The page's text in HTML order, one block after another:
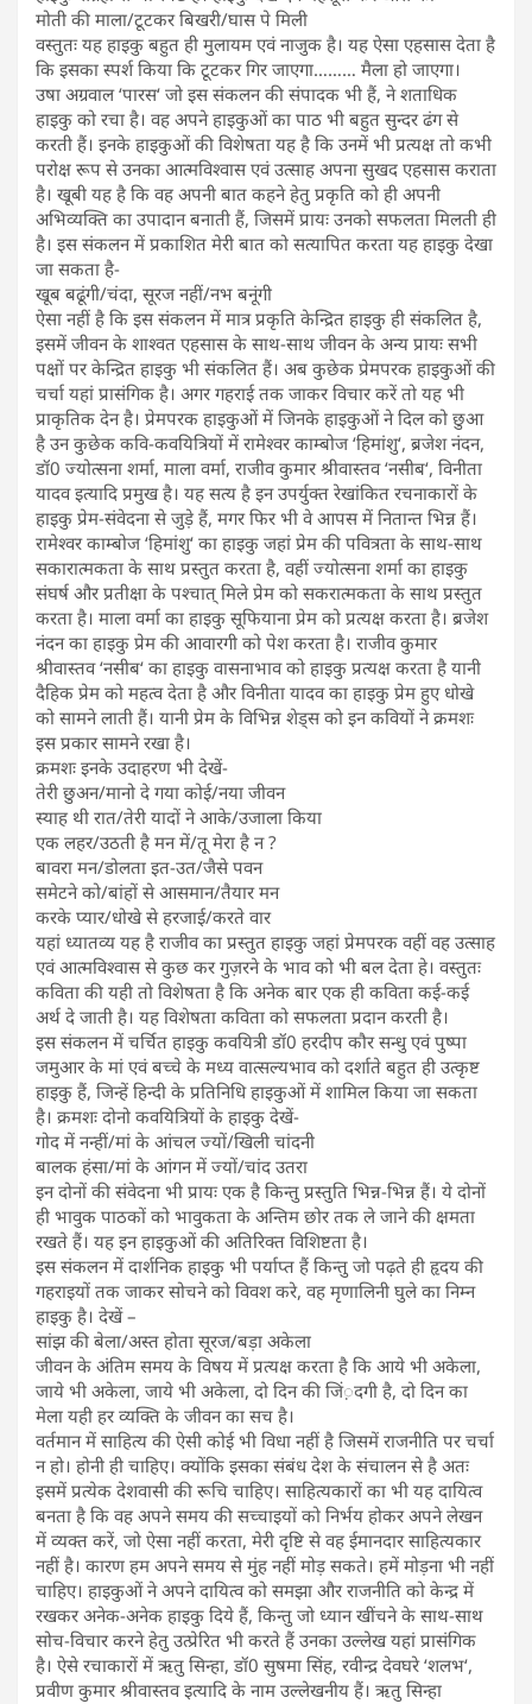
मोती की माला/टूटकर बिखरी/घास पे मिली
वस्तुतः यह हाइकु बहुत ही मुलायम एवं नाजुक है। यह ऐसा एहसास देता है
कि इसका स्पर्श किया कि टूटकर गिर जाएगा……… मैला हो जाएगा।
उषा अग्रवाल ‘पारस‘ जो इस संकलन की संपादक भी हैं, ने शताधिक
हाइकु को रचा है। वह अपने हाइकुओं का पाठ भी बहुत सुन्दर ढंग से
करती हैं। इनके हाइकुओं की विशेषता यह है कि उनमें भी प्रत्यक्ष तो कभी
परोक्ष रूप से उनका आत्मविश्वास एवं उत्साह अपना सुखद एहसास कराता
है। खूबी यह है कि वह अपनी बात कहने हेतु प्रकृति को ही अपनी
अभिव्यक्ति का उपादान बनाती हैं, जिसमें प्रायः उनको सफलता मिलती ही
है। इस संकलन में प्रकाशित मेरी बात को सत्यापित करता यह हाइकु देखा
जा सकता है-
खूब बढूंगी/चंदा, सूरज नहीं/नभ बनूंगी
ऐसा नहीं है कि इस संकलन में मात्र प्रकृति केन्द्रित हाइकु ही संकलित है,
इसमें जीवन के शाश्वत एहसास के साथ-साथ जीवन के अन्य प्रायः सभी
पक्षों पर केन्द्रित हाइकु भी संकलित हैं। अब कुछेक प्रेमपरक हाइकुओं की
चर्चा यहां प्रासंगिक है। अगर गहराई तक जाकर विचार करें तो यह भी
प्राकृतिक देन है। प्रेमपरक हाइकुओं में जिनके हाइकुओं ने दिल को छुआ
है उन कुछेक कवि-कवयित्रियों में रामेश्वर काम्बोज ‘हिमांशु‘, ब्रजेश नंदन,
डॉ0 ज्योत्सना शर्मा, माला वर्मा, राजीव कुमार श्रीवास्तव ‘नसीब‘, विनीता
यादव इत्यादि प्रमुख है। यह सत्य है इन उपर्युक्त रेखांकित रचनाकारों के
हाइकु प्रेम-संवेदना से जुड़े हैं, मगर फिर भी वे आपस में नितान्त भिन्न हैं।
रामेश्वर काम्बोज ‘हिमांशु‘ का हाइकु जहां प्रेम की पवित्रता के साथ-साथ
सकारात्मकता के साथ प्रस्तुत करता है, वहीं ज्योत्सना शर्मा का हाइकु
संघर्ष और प्रतीक्षा के पश्चात् मिले प्रेम को सकरात्मकता के साथ प्रस्तुत
करता है। माला वर्मा का हाइकु सूफियाना प्रेम को प्रत्यक्ष करता है। ब्रजेश
नंदन का हाइकु प्रेम की आवारगी को पेश करता है। राजीव कुमार
श्रीवास्तव ‘नसीब‘ का हाइकु वासनाभाव को हाइकु प्रत्यक्ष करता है यानी
दैहिक प्रेम को महत्व देता है और विनीता यादव का हाइकु प्रेम हुए धोखे
को सामने लाती हैं। यानी प्रेम के विभिन्न शेड्स को इन कवियों ने क्रमशः
इस प्रकार सामने रखा है।
क्रमशः इनके उदाहरण भी देखें-
तेरी छुअन/मानो दे गया कोई/नया जीवन
स्याह थी रात/तेरी यादों ने आके/उजाला किया
एक लहर/उठती है मन में/तू मेरा है न ?
बावरा मन/डोलता इत-उत/जैसे पवन
समेटने को/बांहों से आसमान/तैयार मन
करके प्यार/धोखे से हरजाई/करते वार
यहां ध्यातव्य यह है राजीव का प्रस्तुत हाइकु जहां प्रेमपरक वहीं वह उत्साह
एवं आत्मविश्वास से कुछ कर गुज़रने के भाव को भी बल देता हे। वस्तुतः
कविता की यही तो विशेषता है कि अनेक बार एक ही कविता कई-कई
अर्थ दे जाती है। यह विशेषता कविता को सफलता प्रदान करती है।
इस संकलन में चर्चित हाइकु कवयित्री डॉ0 हरदीप कौर सन्धु एवं पुष्पा
जमुआर के मां एवं बच्चे के मध्य वात्सल्यभाव को दर्शाते बहुत ही उत्कृष्ट
हाइकु हैं, जिन्हें हिन्दी के प्रतिनिधि हाइकुओं में शामिल किया जा सकता
है। क्रमशः दोनो कवयित्रियों के हाइकु देखें-
गोद में नन्हीं/मां के आंचल ज्यों/खिली चांदनी
बालक हंसा/मां के आंगन में ज्यों/चांद उतरा
इन दोनों की संवेदना भी प्रायः एक है किन्तु प्रस्तुति भिन्न-भिन्न हैं। ये दोनों
ही भावुक पाठकों को भावुकता के अन्तिम छोर तक ले जाने की क्षमता
रखते हैं। यह इन हाइकुओं की अतिरिक्त विशिष्टता है।
इस संकलन में दार्शनिक हाइकु भी पर्याप्त हैं किन्तु जो पढ़ते ही हृदय की
गहराइयों तक जाकर सोचने को विवश करे, वह मृणालिनी घुले का निम्न
हाइकु है। देखें –
सांझ की बेला/अस्त होता सूरज/बड़ा अकेला
जीवन के अंतिम समय के विषय में प्रत्यक्ष करता है कि आये भी अकेला,
जाये भी अकेला, जाये भी अकेला, दो दिन की जिं़दगी है, दो दिन का
मेला यही हर व्यक्ति के जीवन का सच है।
वर्तमान में साहित्य की ऐसी कोई भी विधा नहीं है जिसमें राजनीति पर चर्चा
न हो। होनी ही चाहिए। क्योंकि इसका संबंध देश के संचालन से है अतः
इसमें प्रत्येक देशवासी की रूचि चाहिए। साहित्यकारों का भी यह दायित्व
बनता है कि वह अपने समय की सच्चाइयों को निर्भय होकर अपने लेखन
में व्यक्त करें, जो ऐसा नहीं करता, मेरी दृष्टि से वह ईमानदार साहित्यकार
नहीं है। कारण हम अपने समय से मुंह नहीं मोड़ सकते। हमें मोड़ना भी नहीं
चाहिए। हाइकुओं ने अपने दायित्व को समझा और राजनीति को केन्द्र में
रखकर अनेक-अनेक हाइकु दिये हैं, किन्तु जो ध्यान खींचने के साथ-साथ
सोच-विचार करने हेतु उत्प्रेरित भी करते हैं उनका उल्लेख यहां प्रासंगिक
है। ऐसे रचाकारों में ऋतु सिन्हा, डॉ0 सुषमा सिंह, रवीन्द्र देवघरे ‘शलभ‘,
प्रवीण कुमार श्रीवास्तव इत्यादि के नाम उल्लेखनीय हैं। ऋतु सिन्हा